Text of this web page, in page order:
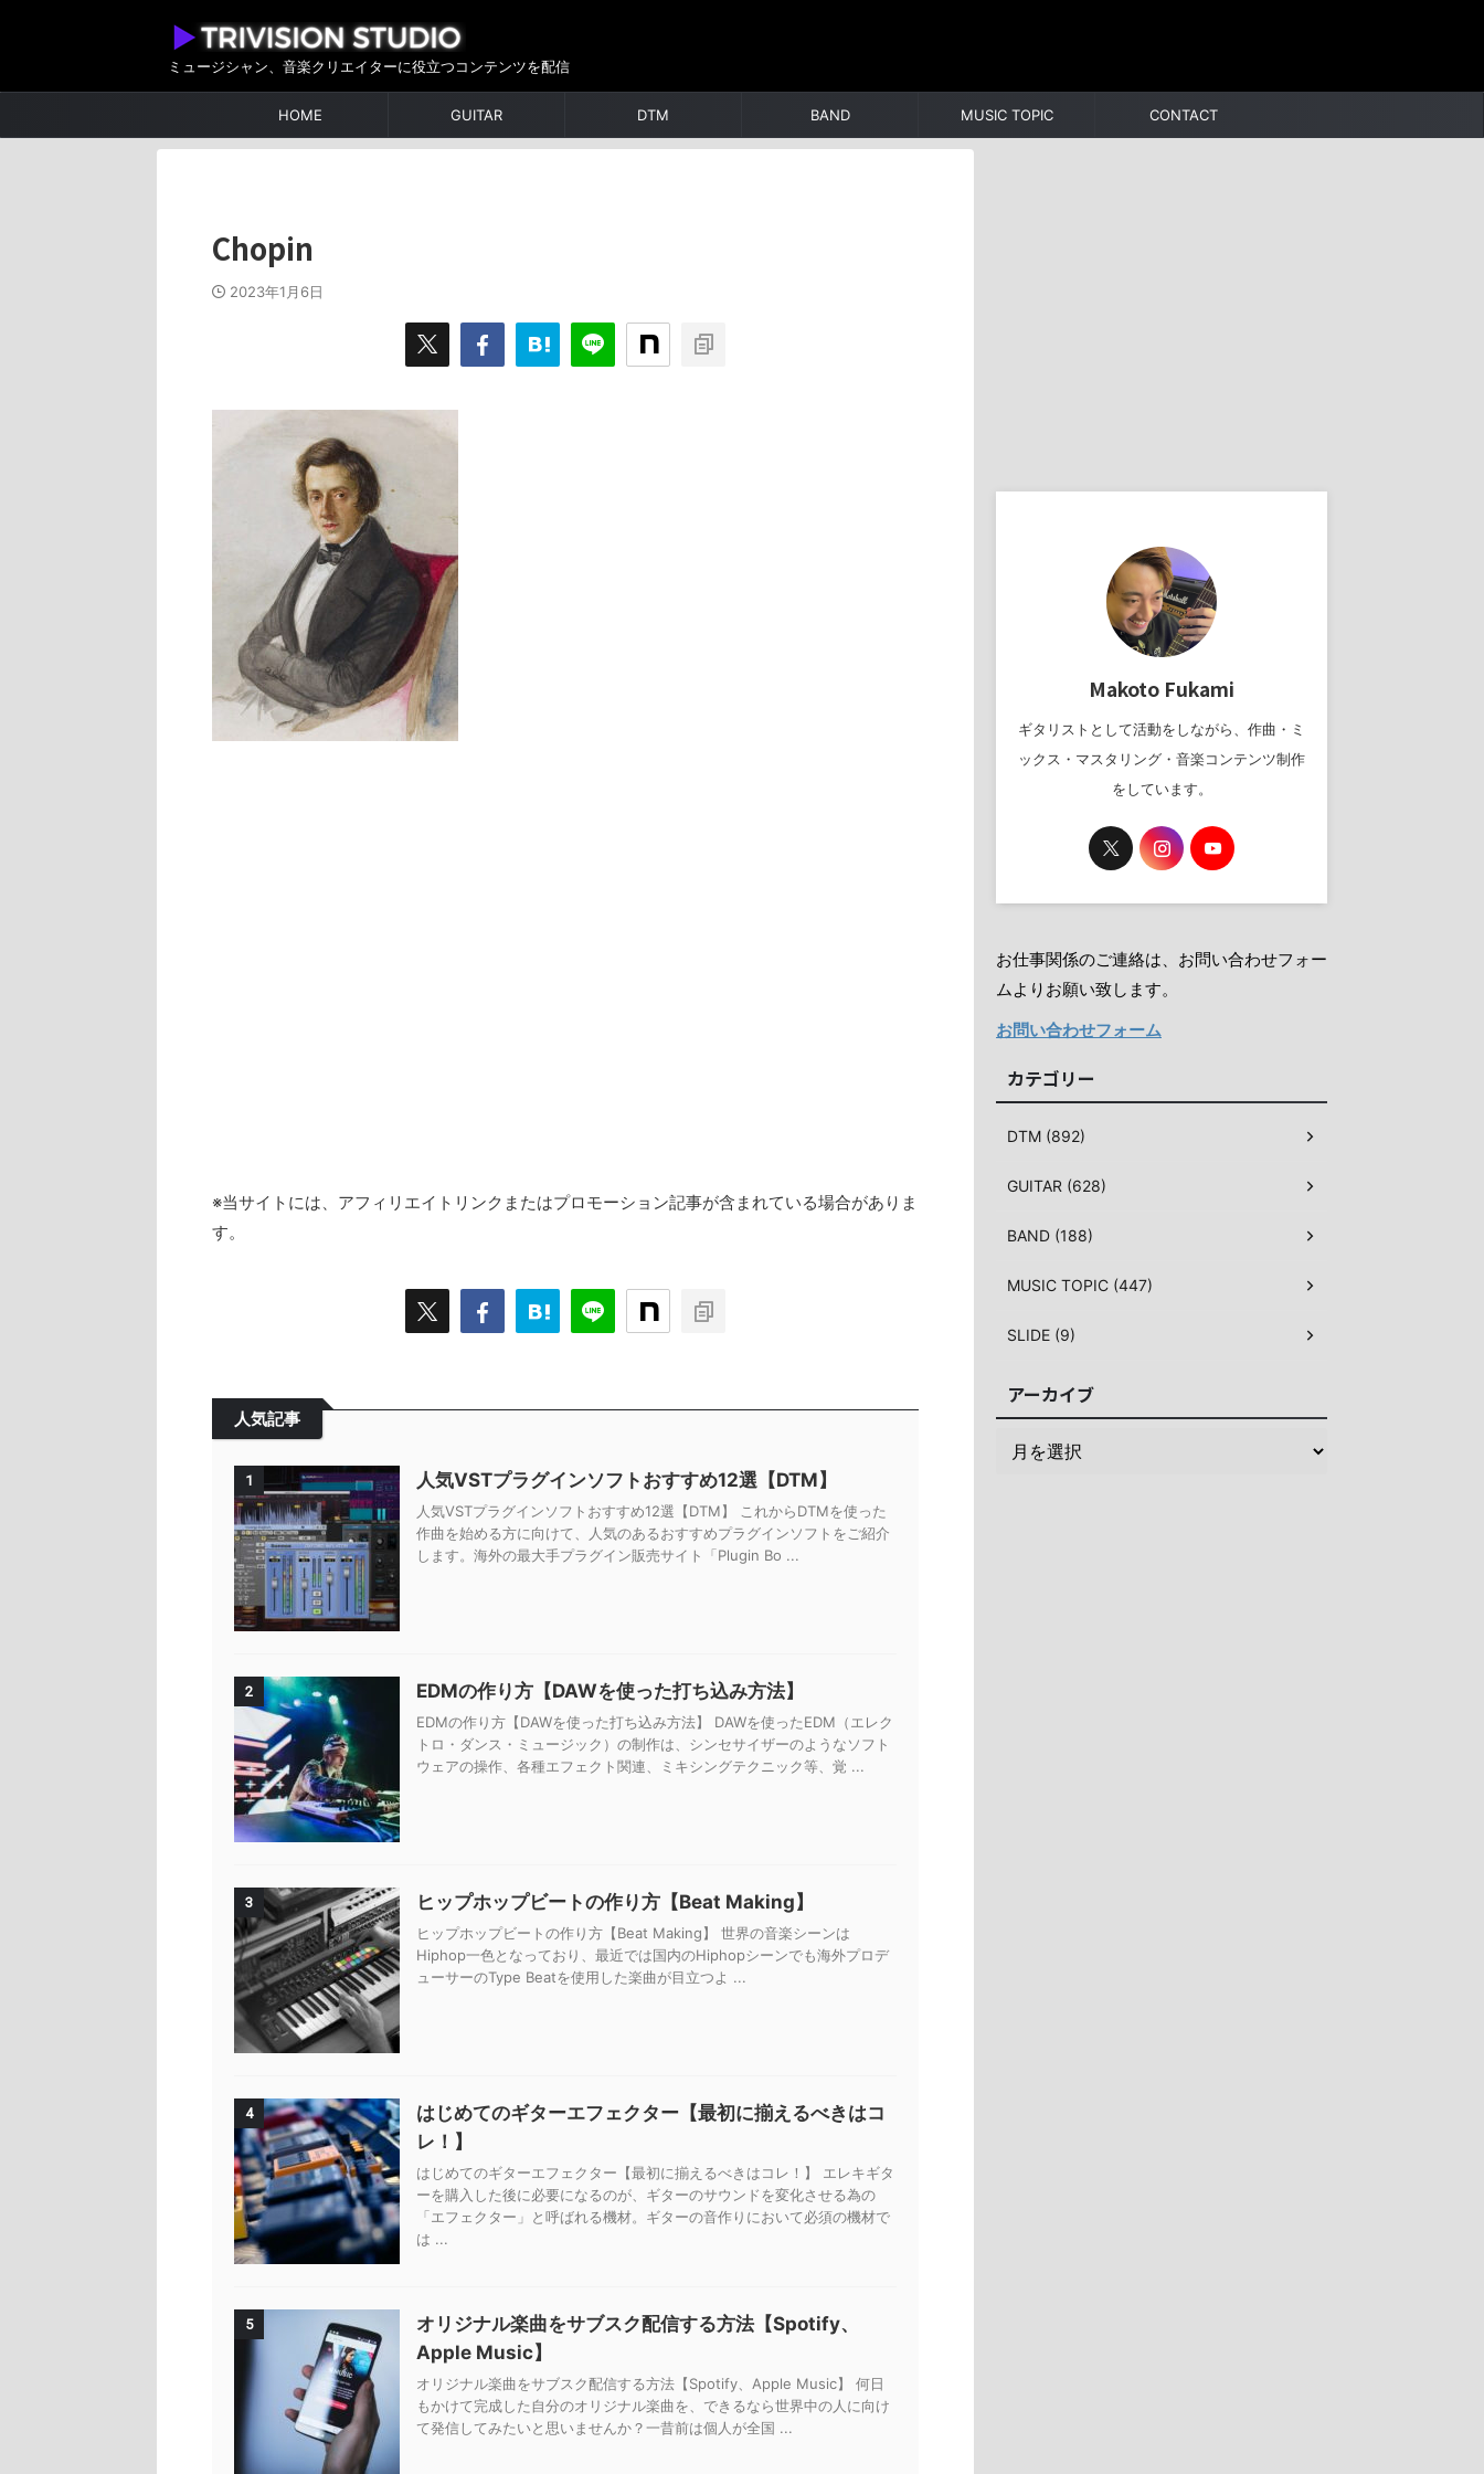
ミュージシャン、音楽クリエイターに役立つコンテンツを配信
HOME GUITAR DTM BAND MUSIC TOPIC CONTACT
Chopin
2023年1月6日
※当サイトには、アフィリエイトリンクまたはプロモーション記事が含まれている場合がありま
す。
人気記事
1 人気VSTプラグインソフトおすすめ12選【DTM】
人気VSTプラグインソフトおすすめ12選【DTM】 これからDTMを使った
作曲を始める方に向けて、人気のあるおすすめプラグインソフトをご紹介
します。海外の最大手プラグイン販売サイト「Plugin Bo ...
2 EDMの作り方【DAWを使った打ち込み方法】
EDMの作り方【DAWを使った打ち込み方法】 DAWを使ったEDM（エレク
トロ・ダンス・ミュージック）の制作は、シンセサイザーのようなソフト
ウェアの操作、各種エフェクト関連、ミキシングテクニック等、覚 ...
3 ヒップホップビートの作り方【Beat Making】
ヒップホップビートの作り方【Beat Making】 世界の音楽シーンは
Hiphop一色となっており、最近では国内のHiphopシーンでも海外プロデ
ューサーのType Beatを使用した楽曲が目立つよ ...
4
はじめてのギターエフェクター【最初に揃えるべきはコ
レ！】
はじめてのギターエフェクター【最初に揃えるべきはコレ！】 エレキギタ
ーを購入した後に必要になるのが、ギターのサウンドを変化させる為の
「エフェクター」と呼ばれる機材。ギターの音作りにおいて必須の機材で
は ...
5
オリジナル楽曲をサブスク配信する方法【Spotify、
Apple Music】
オリジナル楽曲をサブスク配信する方法【Spotify、Apple Music】 何日
もかけて完成した自分のオリジナル楽曲を、できるなら世界中の人に向け
て発信してみたいと思いませんか？一昔前は個人が全国 ...
Makoto Fukami
ギタリストとして活動をしながら、作曲・ミ
ックス・マスタリング・音楽コンテンツ制作
をしています。
お仕事関係のご連絡は、お問い合わせフォー
ムよりお願い致します。
お問い合わせフォーム
カテゴリー
DTM (892)
GUITAR (628)
BAND (188)
MUSIC TOPIC (447)
SLIDE (9)
アーカイブ